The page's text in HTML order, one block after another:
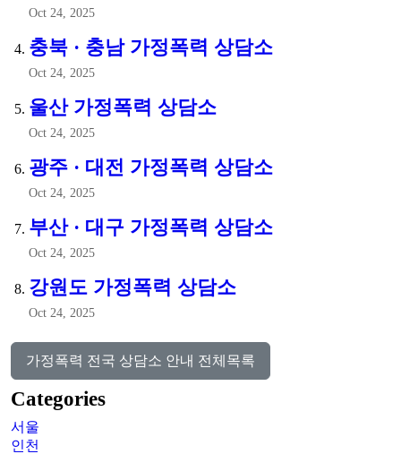
Oct 24, 2025
충북 · 충남 가정폭력 상담소
Oct 24, 2025
울산 가정폭력 상담소
Oct 24, 2025
광주 · 대전 가정폭력 상담소
Oct 24, 2025
부산 · 대구 가정폭력 상담소
Oct 24, 2025
강원도 가정폭력 상담소
Oct 24, 2025
가정폭력 전국 상담소 안내 전체목록
Categories
서울
인천